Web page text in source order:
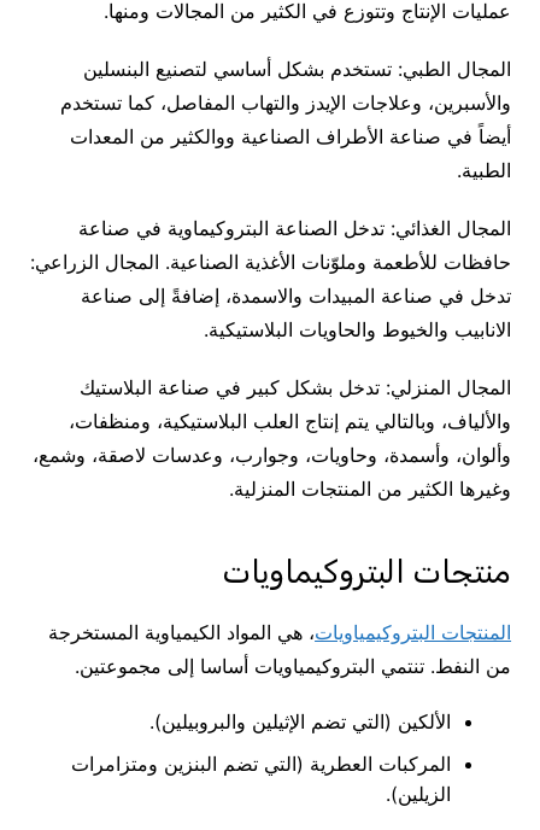
عمليات الإنتاج وتتوزع في الكثير من المجالات ومنها.
المجال الطبي: تستخدم بشكل أساسي لتصنيع البنسلين
والأسبرين، وعلاجات الإيدز والتهاب المفاصل، كما تستخدم
أيضاً في صناعة الأطراف الصناعية ووالكثير من المعدات
الطبية.
المجال الغذائي: تدخل الصناعة البتروكيماوية في صناعة
حافظات للأطعمة وملوّنات الأغذية الصناعية. المجال الزراعي:
تدخل في صناعة المبيدات والاسمدة، إضافةً إلى صناعة
الانابيب والخيوط والحاويات البلاستيكية.
المجال المنزلي: تدخل بشكل كبير في صناعة البلاستيك
والألياف، وبالتالي يتم إنتاج العلب البلاستيكية، ومنظفات،
وألوان، وأسمدة، وحاويات، وجوارب، وعدسات لاصقة، وشمع،
وغيرها الكثير من المنتجات المنزلية.
منتجات البتروكيماويات
المنتجات البتروكيمياويات، هي المواد الكيمياوية المستخرجة
من النفط. تنتمي البتروكيمياويات أساسا إلى مجموعتين.
الألكين (التي تضم الإثيلين والبروبيلين).
المركبات العطرية (التي تضم البنزين ومتزامرات
الزيلين).